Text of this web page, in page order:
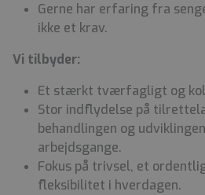
Gerne har erfaring fra
ikke et krav.
Vi tilbyder:
Et stærkt tværfagligt og
Stor indflydelse på
behandlingen og
arbejdsgange.
Fokus på trivsel, et
fleksibilitet i hverdagen.